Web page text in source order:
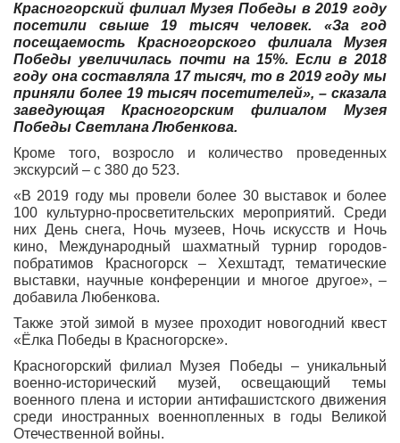
Красногорский филиал Музея Победы в 2019 году
посетили свыше 19 тысяч человек. «За год
посещаемость Красногорского филиала Музея
Победы увеличилась почти на 15%. Если в 2018
году она составляла 17 тысяч, то в 2019 году мы
приняли более 19 тысяч посетителей», – сказала
заведующая Красногорским филиалом Музея
Победы Светлана Любенкова.
Кроме того, возросло и количество проведенных
экскурсий – с 380 до 523.
«В 2019 году мы провели более 30 выставок и более
100 культурно-просветительских мероприятий. Среди
них День снега, Ночь музеев, Ночь искусств и Ночь
кино, Международный шахматный турнир городов-
побратимов Красногорск – Хехштадт, тематические
выставки, научные конференции и многое другое», –
добавила Любенкова.
Также этой зимой в музее проходит новогодний квест
«Ёлка Победы в Красногорске».
Красногорский филиал Музея Победы – уникальный
военно-исторический музей, освещающий темы
военного плена и истории антифашистского движения
среди иностранных военнопленных в годы Великой
Отечественной войны.